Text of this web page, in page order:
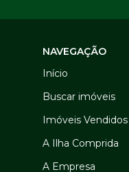
NAVEGAÇÃO
Início
Buscar imóveis
Imóveis Vendidos
A Ilha Comprida
A Empresa